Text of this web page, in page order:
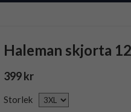
Haleman skjorta
399 kr
Storlek